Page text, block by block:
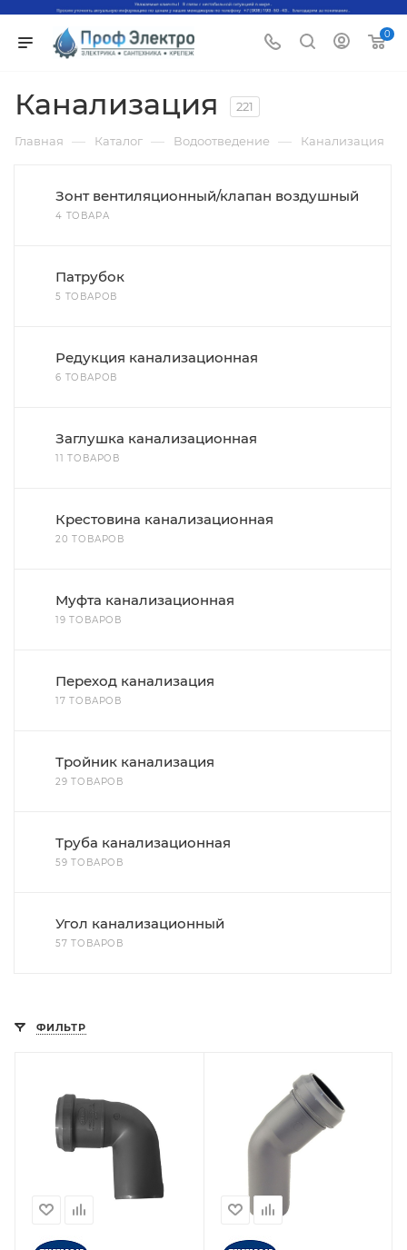
0
Канализация 221
Главная — Каталог — Водоотведение — Канализация
Зонт вентиляционный/клапан воздушный
4 ТОВАРА
Патрубок
5 ТОВАРОВ
Редукция канализационная
6 ТОВАРОВ
Заглушка канализационная
11 ТОВАРОВ
Крестовина канализационная
20 ТОВАРОВ
Муфта канализационная
19 ТОВАРОВ
Переход канализация
17 ТОВАРОВ
Тройник канализация
29 ТОВАРОВ
Труба канализационная
59 ТОВАРОВ
Угол канализационный
57 ТОВАРОВ
ФИЛЬТР